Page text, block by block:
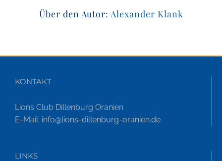
Über den Autor: Alexander Klank
KONTAKT
Lions Club Dillenburg Oranien
E-Mail: info@lions-dillenburg-oranien.de
LINKS